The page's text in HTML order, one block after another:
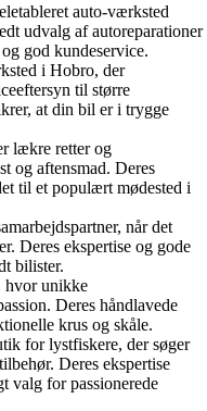
auto-værksted
udvalg af autoreparationer
god kundeservice.
i Hobro, der
til større
at din bil er i trygge
lækre retter og
og aftensmad. Deres
til et populært mødested i
når det
Deres ekspertise og gode
bilister.
hvor unikke
Deres håndlavede
krus og skåle.
for lystfiskere, der søger
Deres ekspertise
valg for passionerede